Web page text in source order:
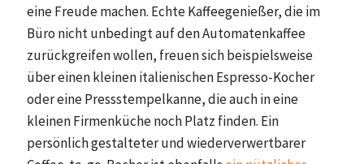
eine Freude machen. Echte Kaffeegenießer, die im
Büro nicht unbedingt auf den Automatenkaffee
zurückgreifen wollen, freuen sich beispielsweise
über einen kleinen italienischen Espresso-Kocher
oder eine Pressstempelkanne, die auch in eine
kleinen Firmenküche noch Platz finden. Ein
persönlich gestalteter und wiederverwertbarer